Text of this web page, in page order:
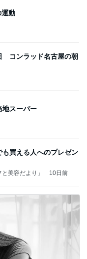
運動
コンラッド名古屋の朝
地スーパー
買える人へのプレゼン
美容だより」 10日前